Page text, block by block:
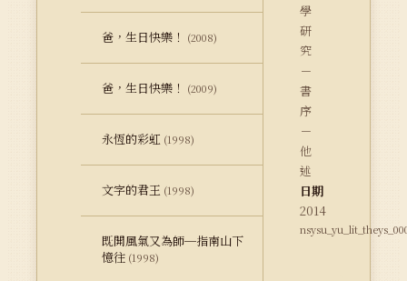
爸，生日快樂！ (2008)
爸，生日快樂！ (2009)
永恆的彩虹 (1998)
文字的君王 (1998)
既開風氣又為師─指南山下
憶往 (1998)
學
研
究
－
書
序
－
他
述
日期
2014